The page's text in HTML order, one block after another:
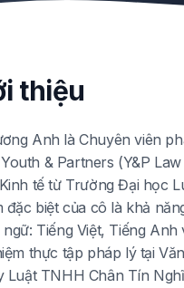
thiệu
Anh là Chuyên viên
& Partners (Y&P
tế từ Trường Đại học
đặc biệt của cô là khả
Tiếng Việt, Tiếng Anh
thực tập pháp lý tại
Luật TNHH Chân Tín